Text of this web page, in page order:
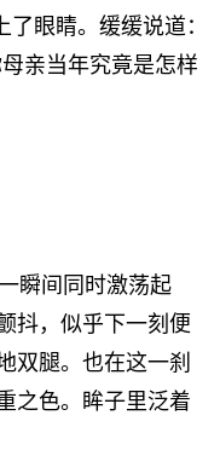
眼睛。缓缓说道：
亲当年究竟是怎样
瞬间同时激荡起
抖，似乎下一刻便
双腿。也在这一刹
之色。眸子里泛着